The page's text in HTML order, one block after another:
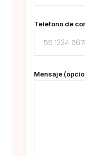
Teléfono de
Mensaje